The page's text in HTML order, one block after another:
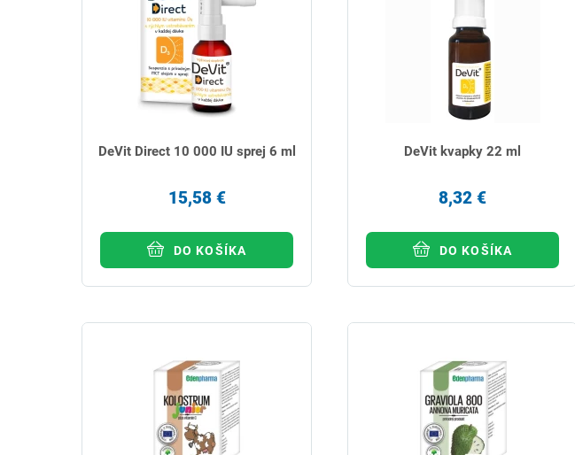
DeVit Direct 10 000 IU sprej 6 ml
15,58 €
DO KOŠÍKA
DeVit kvapky 22 ml
8,32 €
DO KOŠÍKA